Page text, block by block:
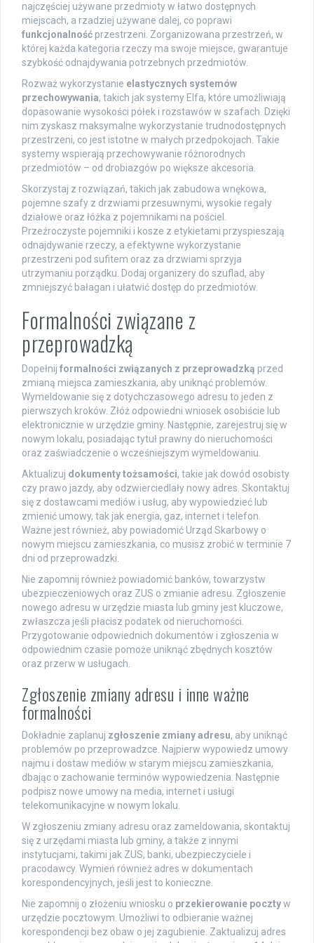
najczęściej używane przedmioty w łatwo dostępnych
miejscach, a rzadziej używane dalej, co poprawi
funkcjonalność przestrzeni. Zorganizowana przestrzeń, w
której każda kategoria rzeczy ma swoje miejsce, gwarantuje
szybkość odnajdywania potrzebnych przedmiotów.
Rozważ wykorzystanie elastycznych systemów
przechowywania, takich jak systemy Elfa, które umożliwiają
dopasowanie wysokości półek i rozstawów w szafach. Dzięki
nim zyskasz maksymalne wykorzystanie trudnodostępnych
przestrzeni, co jest istotne w małych przedpokojach. Takie
systemy wspierają przechowywanie różnorodnych
przedmiotów – od drobiazgów po większe akcesoria.
Skorzystaj z rozwiązań, takich jak zabudowa wnękowa,
pojemne szafy z drzwiami przesuwnymi, wysokie regały
działowe oraz łóżka z pojemnikami na pościel.
Przeźroczyste pojemniki i kosze z etykietami przyspieszają
odnajdywanie rzeczy, a efektywne wykorzystanie
przestrzeni pod sufitem oraz za drzwiami sprzyja
utrzymaniu porządku. Dodaj organizery do szuflad, aby
zmniejszyć bałagan i ułatwić dostęp do przedmiotów.
Formalności związane z
przeprowadzką
Dopełnij formalności związanych z przeprowadzką przed
zmianą miejsca zamieszkania, aby uniknąć problemów.
Wymeldowanie się z dotychczasowego adresu to jeden z
pierwszych kroków. Złóż odpowiedni wniosek osobiście lub
elektronicznie w urzędzie gminy. Następnie, zarejestruj się w
nowym lokalu, posiadając tytuł prawny do nieruchomości
oraz zaświadczenie o wcześniejszym wymeldowaniu.
Aktualizuj dokumenty tożsamości, takie jak dowód osobisty
czy prawo jazdy, aby odzwierciedlały nowy adres. Skontaktuj
się z dostawcami mediów i usług, aby wypowiedzieć lub
zmienić umowy, tak jak energia, gaz, internet i telefon.
Ważne jest również, aby powiadomić Urząd Skarbowy o
nowym miejscu zamieszkania, co musisz zrobić w terminie 7
dni od przeprowadzki.
Nie zapomnij również powiadomić banków, towarzystw
ubezpieczeniowych oraz ZUS o zmianie adresu. Zgłoszenie
nowego adresu w urzędzie miasta lub gminy jest kluczowe,
zwłaszcza jeśli płacisz podatek od nieruchomości.
Przygotowanie odpowiednich dokumentów i zgłoszenia w
odpowiednim czasie pomoże uniknąć zbędnych kosztów
oraz przerw w usługach.
Zgłoszenie zmiany adresu i inne ważne
formalności
Dokładnie zaplanuj zgłoszenie zmiany adresu, aby uniknąć
problemów po przeprowadzce. Najpierw wypowiedz umowy
najmu i dostaw mediów w starym miejscu zamieszkania,
dbając o zachowanie terminów wypowiedzenia. Następnie
podpisz nowe umowy na media, internet i usługi
telekomunikacyjne w nowym lokalu.
W zgłoszeniu zmiany adresu oraz zameldowania, skontaktuj
się z urzędami miasta lub gminy, a także z innymi
instytucjami, takimi jak ZUS, banki, ubezpieczyciele i
pracodawcy. Wymień również adres w dokumentach
korespondencyjnych, jeśli jest to konieczne.
Nie zapomnij o złożeniu wniosku o przekierowanie pocztyw
urzędzie pocztowym. Umożliwi to odbieranie ważnej
korespondencji bez obaw o jej zagubienie. Zaktualizuj adres